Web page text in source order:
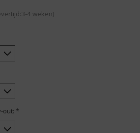
4 weken)
out: *